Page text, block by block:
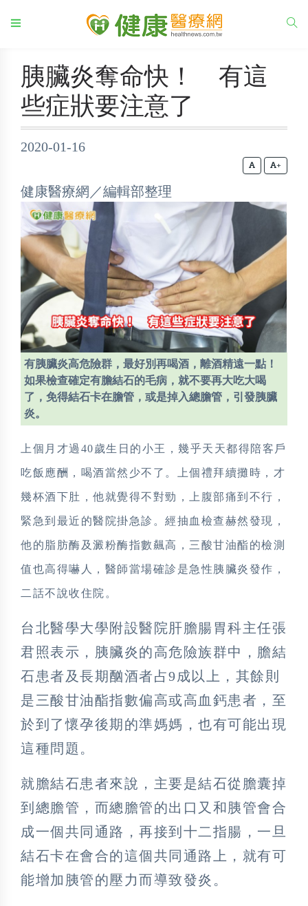
胰臟炎奪命快！ 有這
些症狀要注意了
2020-01-16
+
健康醫療網／編輯部整理
有胰臟炎高危險群，最好別再喝酒，離酒精遠一點！
如果檢查確定有膽結石的毛病，就不要再大吃大喝
了，免得結石卡在膽管，或是掉入總膽管，引發胰臟
炎。
上個月才過 40歲生日的小王，幾乎天天都得陪客戶
吃飯應酬，喝酒當然少不了。上個禮拜續攤時，才
幾杯酒下肚，他就覺得不對勁，上腹部痛到不行，
緊急到最近的醫院掛急診。經抽血檢查赫然發現，
他的脂肪酶及澱粉酶指數飆高，三酸甘油酯的檢測
值也高得嚇人，醫師當場確診是急性胰臟炎發作，
二話不說收住院。
台北醫學大學附設醫院肝膽腸胃科主任張
君照表示，胰臟炎的高危險族群中，膽結
石患者及長期酗酒者占9成以上，其餘則
是三酸甘油酯指數偏高或高血鈣患者，至
於到了懷孕後期的準媽媽，也有可能出現
這種問題。
就膽結石患者來說，主要是結石從膽囊掉
到總膽管，而總膽管的出口又和胰管會合
成一個共同通路，再接到十二指腸，一旦
結石卡在會合的這個共同通路上，就有可
能增加胰管的壓力而導致發炎。